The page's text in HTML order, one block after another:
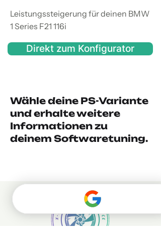
Leistungssteigerung für deinen BMW
1 Series F21 116i
Direkt zum Konfigurator
Wähle deine PS-Variante
und erhalte weitere
Informationen zu
deinem Softwaretuning.